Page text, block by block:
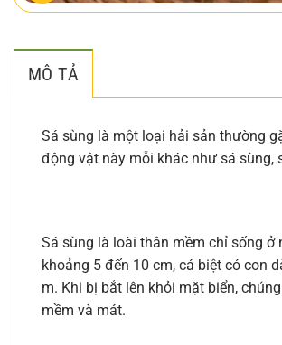
MÔ TẢ
Sá sùng là một loại hải sản thường
động vật này mỗi khác như sá sùng,
Sá sùng là loài thân mềm chỉ sống
khoảng 5 đến 10 cm, cá biệt có con
m. Khi bị bắt lên khỏi mặt biển,
mềm và mát.